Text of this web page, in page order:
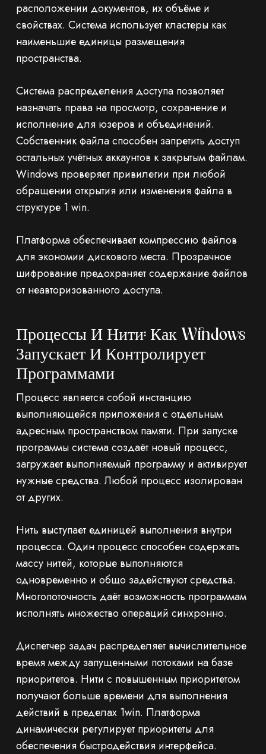
расположении документов, их объёме и
свойствах. Система использует кластеры как
наименьшие единицы размещения
пространства.
Система распределения доступа позволяет
назначать права на просмотр, сохранение и
исполнение для юзеров и объединений.
Собственник файла способен запретить доступ
остальных учётных аккаунтов к закрытым файлам.
Windows проверяет привилегии при любой
обращении открытия или изменения файла в
структуре 1 win.
Платформа обеспечивает компрессию файлов
для экономии дискового места. Прозрачное
шифрование предохраняет содержание файлов
от неавторизованного доступа.
Процессы И Нити: Как Windows
Запускает И Контролирует
Программами
Процесс является собой инстанцию
выполняющейся приложения с отдельным
адресным пространством памяти. При запуске
программы система создаёт новый процесс,
загружает выполняемый программу и активирует
нужные средства. Любой процесс изолирован
от других.
Нить выступает единицей выполнения внутри
процесса. Один процесс способен содержать
массу нитей, которые выполняются
одновременно и общо задействуют средства.
Многопоточность даёт возможность программам
исполнять множество операций синхронно.
Диспетчер задач распределяет вычислительное
время между запущенными потоками на базе
приоритетов. Нити с повышенным приоритетом
получают больше времени для выполнения
действий в пределах 1win. Платформа
динамически регулирует приоритеты для
обеспечения быстродействия интерфейса.